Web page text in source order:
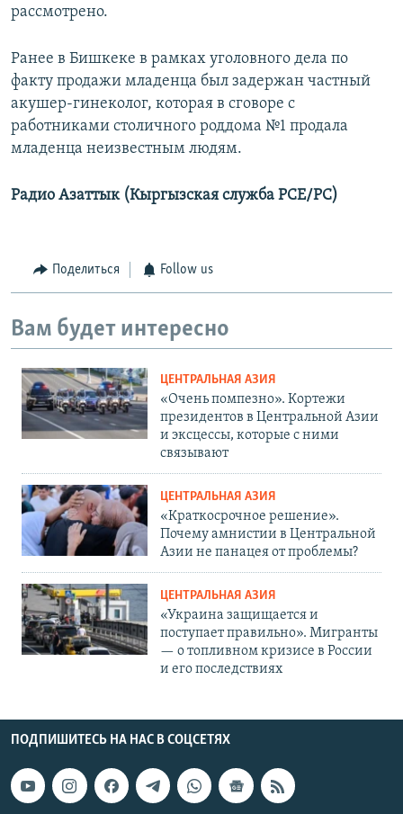
рассмотрено.
Ранее в Бишкеке в рамках уголовного дела по
факту продажи младенца был задержан частный
акушер-гинеколог, которая в сговоре с
работниками столичного роддома №1 продала
младенца неизвестным людям.
Радио Азаттык (Кыргызская служба РСЕ/РС)
Поделиться Follow us
Вам будет интересно
ЦЕНТРАЛЬНАЯ АЗИЯ
«Очень помпезно». Кортежи
президентов в Центральной Азии
и эксцессы, которые с ними
связывают
ЦЕНТРАЛЬНАЯ АЗИЯ
«Краткосрочное решение».
Почему амнистии в Центральной
Азии не панацея от проблемы?
ЦЕНТРАЛЬНАЯ АЗИЯ
«Украина защищается и
поступает правильно». Мигранты
— о топливном кризисе в России
и его последствиях
ПОДПИШИТЕСЬ НА НАС В СОЦСЕТЯХ